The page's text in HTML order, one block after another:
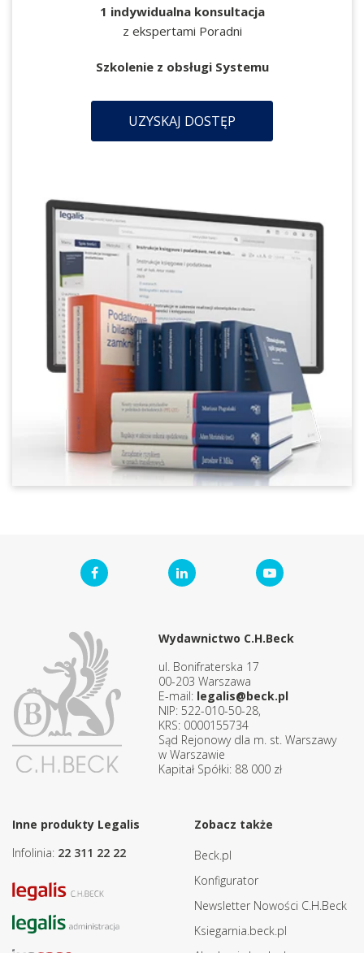
1 indywidualna konsultacja
z ekspertami Poradni
Szkolenie z obsługi Systemu
UZYSKAJ DOSTĘP
Wydawnictwo C.H.Beck
ul. Bonifraterska 17
00-203 Warszawa
E-mail: legalis@beck.pl
NIP: 522-010-50-28,
KRS: 0000155734
Sąd Rejonowy dla m. st. Warszawy
w Warszawie
Kapitał Spółki: 88 000 zł
Inne produkty Legalis
Infolinia: 22 311 22 22
Zobacz także
Beck.pl
Konfigurator
Newsletter Nowości C.H.Beck
Ksiegarnia.beck.pl